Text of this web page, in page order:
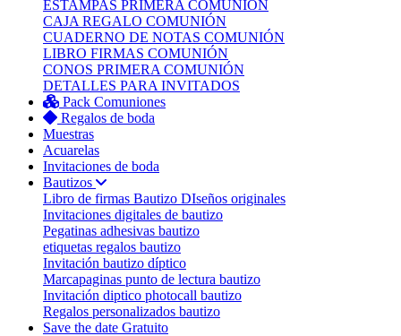
ESTAMPAS PRIMERA COMUNIÓN
CAJA REGALO COMUNIÓN
CUADERNO DE NOTAS COMUNIÓN
LIBRO FIRMAS COMUNIÓN
CONOS PRIMERA COMUNIÓN
DETALLES PARA INVITADOS
Pack Comuniones
Regalos de boda
Muestras
Acuarelas
Invitaciones de boda
Bautizos
Libro de firmas Bautizo DIseños originales
Invitaciones digitales de bautizo
Pegatinas adhesivas bautizo
etiquetas regalos bautizo
Invitación bautizo díptico
Marcapaginas punto de lectura bautizo
Invitación diptico photocall bautizo
Regalos personalizados bautizo
Save the date Gratuito